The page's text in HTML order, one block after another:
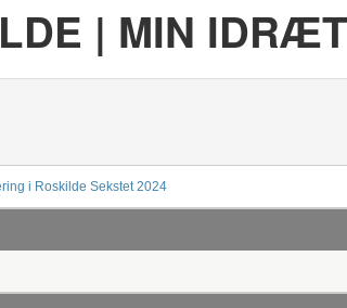
| MIN IDRÆT
i Roskilde Sekstet 2024